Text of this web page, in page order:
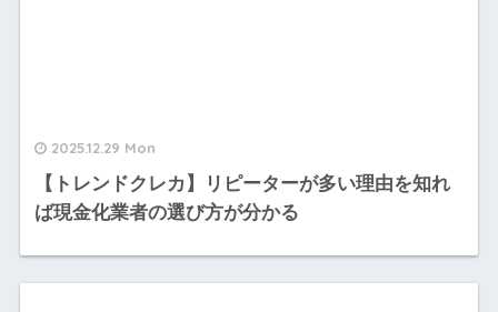
2025.12.29 Mon
【トレンドクレカ】リピーターが多い理由を知れ
ば現金化業者の選び方が分かる